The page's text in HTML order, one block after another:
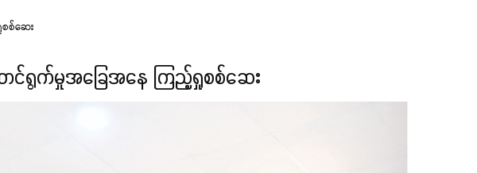
စ်ဆေး
ောင်ရွက်မှုအခြေအနေ ကြည့်ရှုစစ်ဆေး